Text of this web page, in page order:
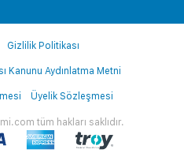
tüm hakları saklıdır.
Gizlilik Politikası
Kanunu Aydınlatma Metni
Üyelik Sözleşmesi